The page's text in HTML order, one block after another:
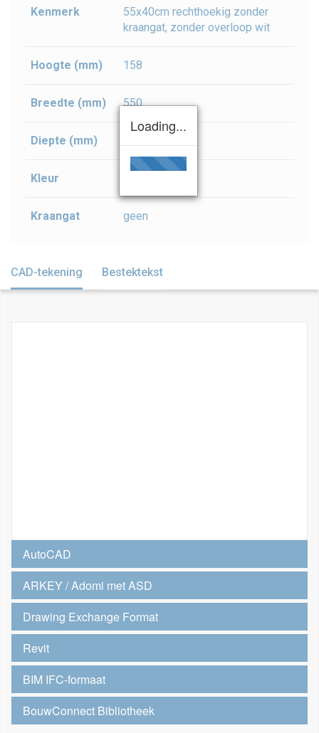
Kenmerk
55x40cm rechthoekig zonder
kraangat, zonder overloop wit
Hoogte (mm) 158
Breedte (mm) 550
Diepte (mm)
Kleur
Kraangat geen
CAD-tekening Bestektekst
AutoCAD
ARKEY / Adomi met ASD
Drawing Exchange Format
Revit
BIM IFC-formaat
BouwConnect Bibliotheek
Loading...